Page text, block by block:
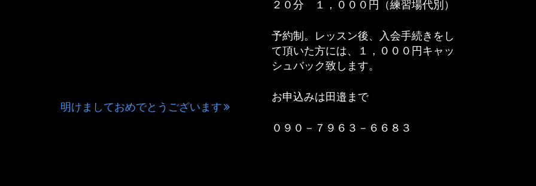
明けましておめでとうございます
２０分 １，０００円（練習場代別）
予約制。レッスン後、入会手続きをし
て頂いた方には、１，０００円キャッ
シュバック致します。
お申込みは田邉まで
０９０－７９６３－６６８３